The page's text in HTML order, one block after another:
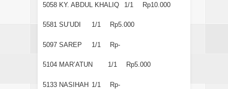
5058 KY. ABDUL KHALIQ 1/1 Rp10.000
5581 SU’UDI 1/1 Rp5.000
5097 SAREP 1/1 Rp-
5104 MAR’ATUN 1/1 Rp5.000
5133 NASIHAH 1/1 Rp-